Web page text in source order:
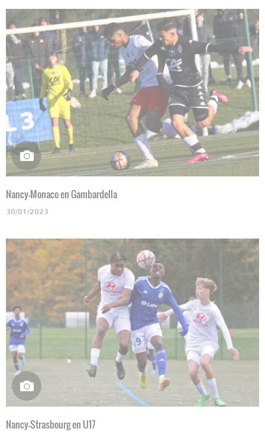
Nancy-Monaco en Gambardella
30/01/2023
Nancy-Strasbourg en U17